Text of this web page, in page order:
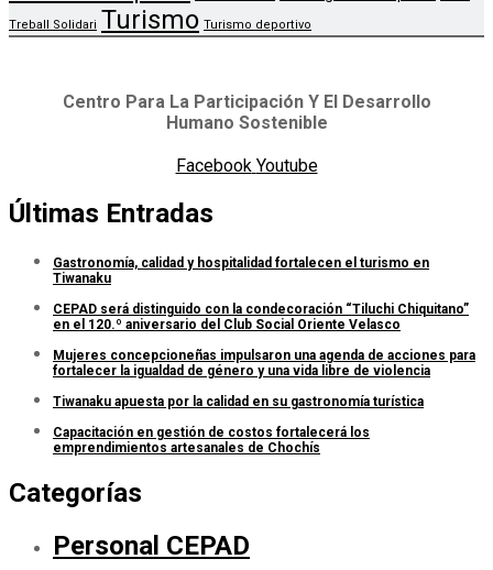
Treball Solidari Turismo Turismo deportivo
Centro Para La Participación Y El Desarrollo
Humano Sostenible
Facebook Youtube
Últimas Entradas
Gastronomía, calidad y hospitalidad fortalecen el turismo en
Tiwanaku
CEPAD será distinguido con la condecoración “Tiluchi Chiquitano”
en el 120.º aniversario del Club Social Oriente Velasco
Mujeres concepcioneñas impulsaron una agenda de acciones para
fortalecer la igualdad de género y una vida libre de violencia
Tiwanaku apuesta por la calidad en su gastronomía turística
Capacitación en gestión de costos fortalecerá los
emprendimientos artesanales de Chochís
Categorías
Personal CEPAD